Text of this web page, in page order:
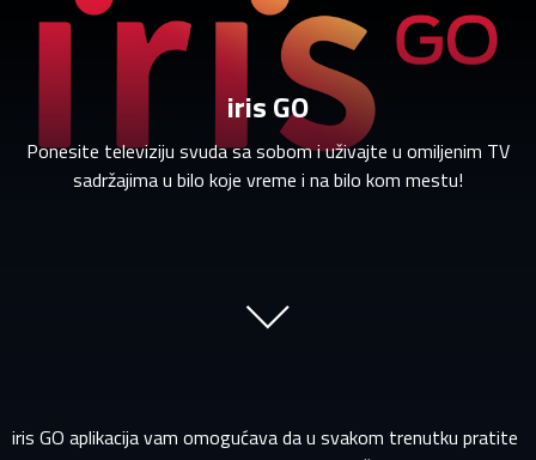
iris GO
Ponesite televiziju svuda sa sobom i uživajte u omiljenim TV
sadržajima u bilo koje vreme i na bilo kom mestu!
iris GO aplikacija vam omogućava da u svakom trenutku pratite